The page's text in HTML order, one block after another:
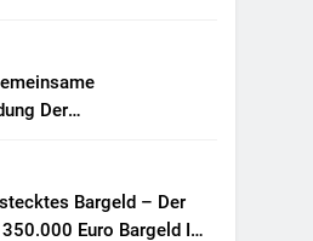
Der
Berlin-
Zollfahndung Hebt
Drogenlabor Aus
Bargeld – Der
Euro Bargeld Im